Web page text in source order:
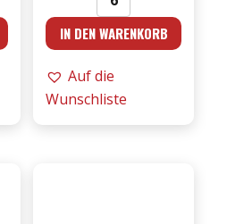
Argiolas
-
Merì
DOC
0,75l
IN DEN WARENKORB
Auf die
Wunschliste